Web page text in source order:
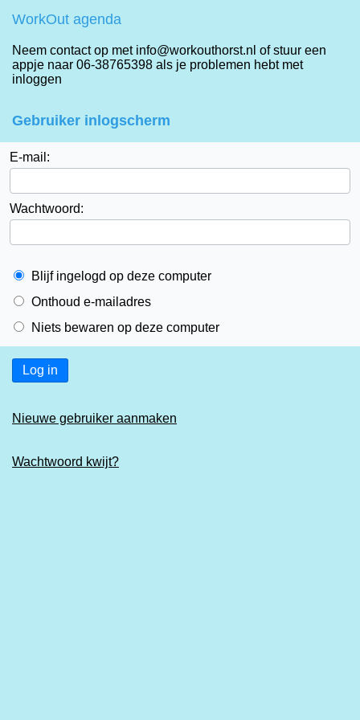
WorkOut agenda
Neem contact op met info@workouthorst.nl of stuur een
appje naar 06-38765398 als je problemen hebt met
inloggen
Gebruiker inlogscherm
E-mail:
Wachtwoord:
Blijf ingelogd op deze computer
Onthoud e-mailadres
Niets bewaren op deze computer
Log in
Nieuwe gebruiker aanmaken
Wachtwoord kwijt?